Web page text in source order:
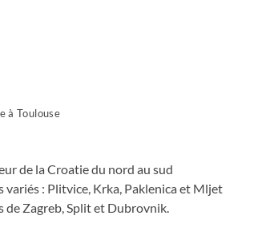
à Toulouse
de la Croatie du nord au sud
: Plitvice, Krka, Paklenica et Mljet
de Zagreb, Split et Dubrovnik.